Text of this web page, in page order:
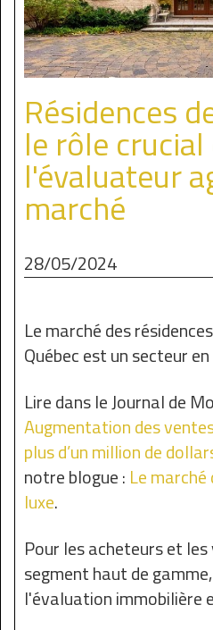
Résidences
le rôle crucial
l'évaluateur
marché
28/05/2024
Le marché des
Québec est un secteur
Lire dans le Journal de
Augmentation des
plus d’un million de
notre blogue : Le
luxe.
Pour les acheteurs et les
segment haut de
l'évaluation immobilière